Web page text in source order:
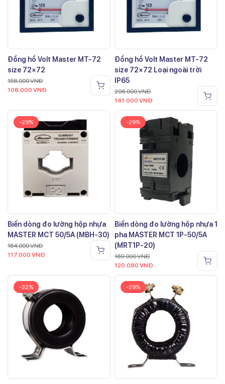
Đồng hồ Volt Master MT-72
size 72×72
158.000VNĐ
108.000 VNĐ
Đồng hồ Volt Master MT-72
size 72×72 Loại ngoài trời
IP65
206.000VNĐ
141.000 VNĐ
-29%
Biến dòng đo lường hộp nhựa
MASTER MCT 50/5A (MBH-30)
164.000VNĐ
117.000 VNĐ
-29%
Biến dòng đo lường hộp nhựa 1
pha MASTER MCT 1P-50/5A
(MRT1P-20)
169.000VNĐ
120.080 VNĐ
-32% -29%